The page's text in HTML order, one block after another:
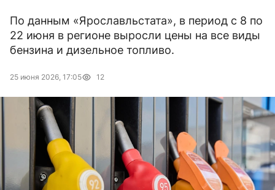
По данным «Ярославльстата», в период с 8 по
22 июня в регионе выросли цены на все виды
бензина и дизельное топливо.
25 июня 2026, 17:05 12